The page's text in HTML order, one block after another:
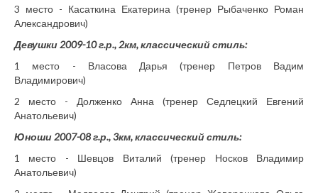
3 место - Касаткина Екатерина (тренер Рыбаченко Роман
Александрович)
Девушки 2009-10 г.р., 2км, классический стиль:
1 место - Власова Дарья (тренер Петров Вадим
Владимирович)
2 место - Долженко Анна (тренер Седлецкий Евгений
Анатольевич)
Юноши 2007-08 г.р., 3км, классический стиль:
1 место - Шевцов Виталий (тренер Носков Владимир
Анатольевич)